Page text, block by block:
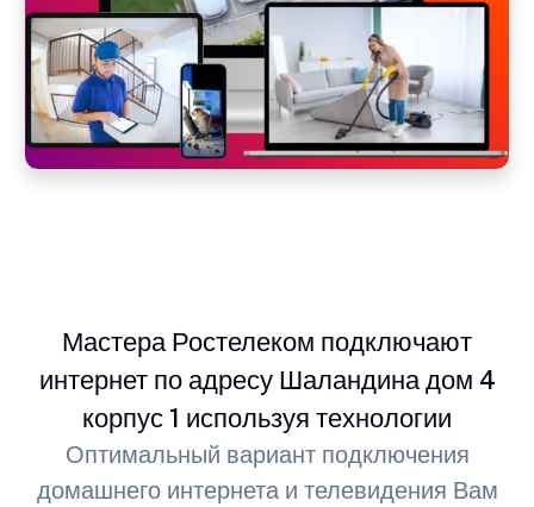
Мастера Ростелеком подключают
интернет по адресу Шаландина дом 4
корпус 1 используя технологии
Оптимальный вариант подключения
домашнего интернета и телевидения Вам